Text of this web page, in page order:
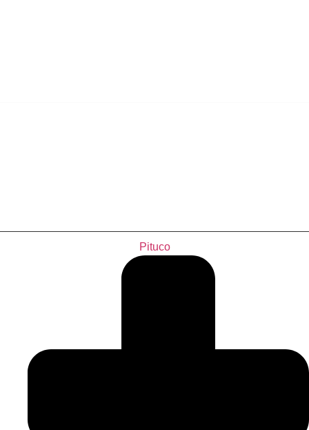
Pituco